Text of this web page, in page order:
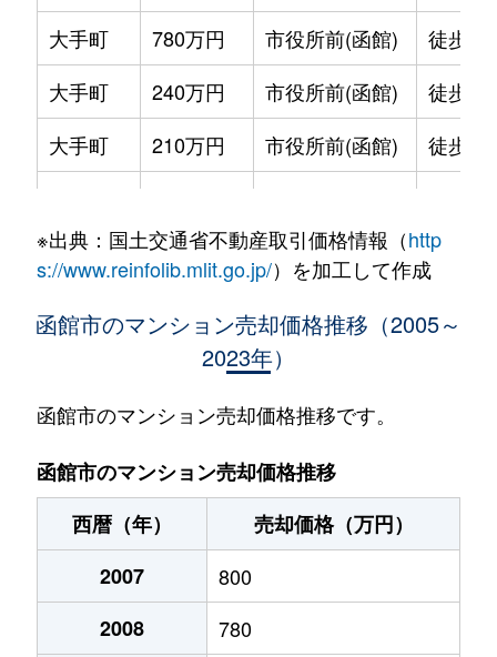
大手町
780万円 市役所前(函館)
徒歩2
大手町
240万円 市役所前(函館)
徒歩2
大手町
210万円 市役所前(函館)
徒歩2
大森町
330万円 松風町
徒歩5
2,400万円 五稜郭
五稜郭町
520万円 五稜郭
末広町
230万円 十字街
末広町
240万円 十字街
千代台町
3,100万円
千代台町
2,400万円
※出典：国土交通省不動産取引価格情報（http
s://www.reinfolib.mlit.go.jp/）を加工して作成
函館市のマンション売却価格推移（2005～
2023年）
函館市のマンション売却価格推移です。
函館市のマンション売却価格推移
西暦（年）
売却価格（万円）
2007
800
2008
780